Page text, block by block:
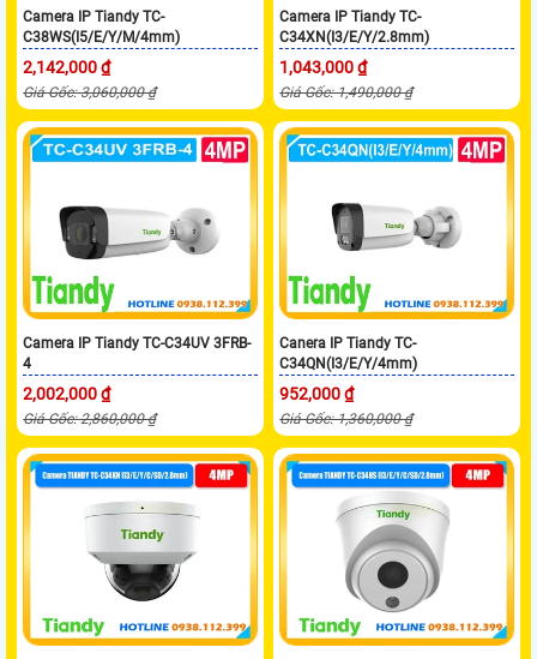
Camera IP Tiandy TC-
C38WS(I5/E/Y/M/4mm)
2,142,000 ₫
Giá Gốc: 3,060,000 ₫
Camera IP Tiandy TC-
C34XN(I3/E/Y/2.8mm)
1,043,000 ₫
Giá Gốc: 1,490,000 ₫
Camera IP Tiandy TC-C34UV 3FRB-
4
2,002,000 ₫
Giá Gốc: 2,860,000 ₫
Canera IP Tiandy TC-
C34QN(I3/E/Y/4mm)
952,000 ₫
Giá Gốc: 1,360,000 ₫